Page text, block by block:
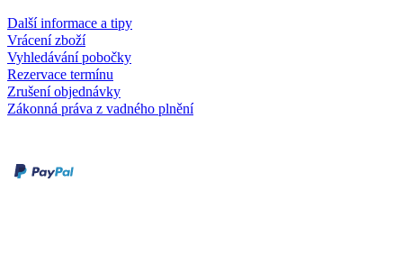
Další informace a tipy
Vrácení zboží
Vyhledávání pobočky
Rezervace termínu
Zrušení objednávky
Zákonná práva z vadného plnění